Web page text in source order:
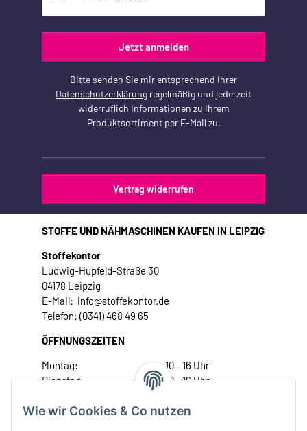
Wie wir Cookies & Co nutzen
Jetzt anmelden
Bitte senden Sie mir entsprechend Ihrer
Datenschutzerklärung regelmäßig und jederzeit
widerruflich Informationen zu Ihrem
Produktsortiment per E-Mail zu.
Vertrag widerrufen
STOFFE UND NÄHMASCHINEN KAUFEN IN LEIPZIG
Stoffekontor
Ludwig-Hupfeld-Straße 30
04178 Leipzig
E-Mail: info@stoffekontor.de
Telefon: (0341) 468 49 65
ÖFFNUNGSZEITEN
Montag:
10 - 16 Uhr
Dienstag:
10 - 16 Uhr
Donnerstag:
10 - 18 Uhr